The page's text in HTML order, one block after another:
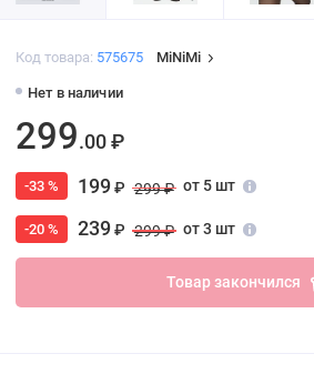
Код товара: 575675 MiNiMi
Нет в наличии
299.00 ₽
-33 % 199₽ 299 ₽ от 5 шт
-20 % 239₽ 299 ₽ от 3 шт
Товар закончился